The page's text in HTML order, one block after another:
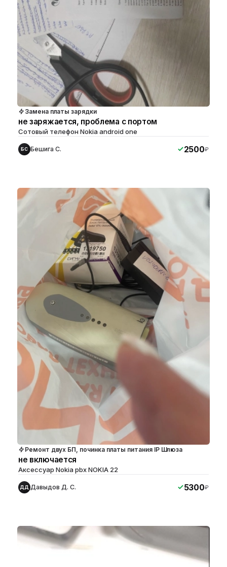
Замена платы зарядки
не заряжается, проблема с портом
Сотовый телефон Nokia android one
БС Бешига С. 2500₽
Ремонт двух БП, починка платы питания IP Шлюза
не включается
Аксессуар Nokia pbx NOKIA 22
ДД Давыдов Д. С. 5300₽